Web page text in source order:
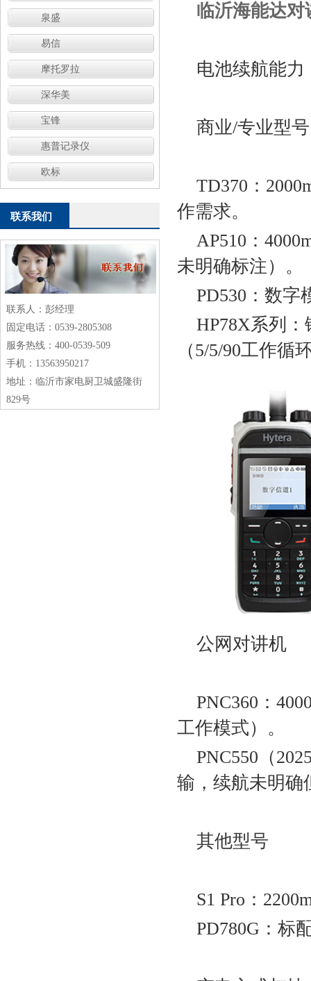
泉盛
易信
摩托罗拉
深华美
宝锋
惠普记录仪
欧标
联系我们
联系人：彭经理
固定电话：0539-2805308
服务热线：400-0539-509
手机：13563950217
地址：临沂市家电厨卫城盛隆街
829号
临沂海能达对
电池续航能
商业/专业型号‌
TD370‌：
作需求‌。
AP510‌：
未明确标注）‌。
PD530‌：数字
HP78X系列‌
（5/5/90工作循
公网对讲机‌
PNC360‌：
工作模式）‌。
PNC550‌（
输，续航未明确
其他型号‌
S1 Pro‌：
PD780G‌：标